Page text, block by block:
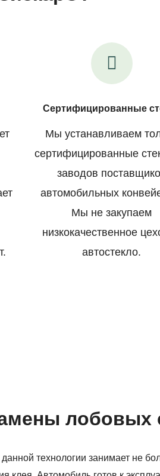
Сертифицированные
Мы устанавливаем
сертифицированные
заводов
автомобильных
Мы не закупаем
низкокачественное
автостекло.
лобовых
технологии занимает не